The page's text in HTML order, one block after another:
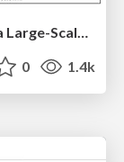
Gaze-LLE: Gaze Target Estimation via Large-Scale Learned Encoders
0 1.4k